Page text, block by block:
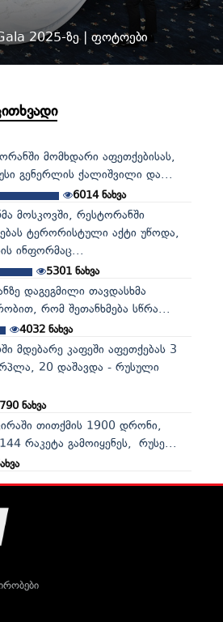
2025-ზე | ფოტოები
მომხდარი აფეთქებისას,
გენერლის ქალიშვილი და...
6014ნახვა
მოსკოვში, რესტორანში
ტერორისტული აქტი უწოდა,
ინფორმაც...
5301ნახვა
დაგეგმილი თავდასხმა
რომ შეთანხმება სწრა...
4032ნახვა
მდებარე კაფეში აფეთქებას 3
20 დაშავდა - რუსული
ნახვა
თითქმის 1900 დრონი,
რაკეტა გამოიყენეს, რუსე...